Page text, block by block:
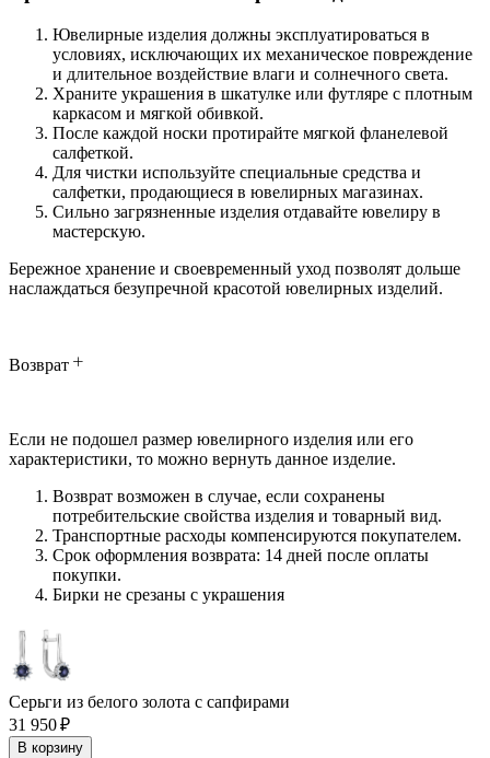
Ювелирные изделия должны эксплуатироваться в
условиях, исключающих их механическое повреждение
и длительное воздействие влаги и солнечного света.
Храните украшения в шкатулке или футляре с плотным
каркасом и мягкой обивкой.
После каждой носки протирайте мягкой фланелевой
салфеткой.
Для чистки используйте специальные средства и
салфетки, продающиеся в ювелирных магазинах.
Сильно загрязненные изделия отдавайте ювелиру в
мастерскую.
Бережное хранение и своевременный уход позволят дольше
наслаждаться безупречной красотой ювелирных изделий.
Возврат
Если не подошел размер ювелирного изделия или его
характеристики, то можно вернуть данное изделие.
Возврат возможен в случае, если сохранены
потребительские свойства изделия и товарный вид.
Транспортные расходы компенсируются покупателем.
Срок оформления возврата: 14 дней после оплаты
покупки.
Бирки не срезаны с украшения
Серьги из белого золота с сапфирами
31 950 ₽
В корзину